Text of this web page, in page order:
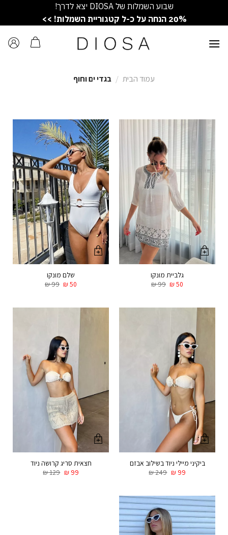
שבוע השמלות של DIOSA יצא לדרך!
20% הנחה על כ-ל קטגוריית השמלות! >>
עמוד הבית / בגדי ים וחוף
גלביית מונקו
₪99 ₪50
שלם מונקו
₪99 ₪50
ביקיני מיילי ניוד בשילוב אבזם
₪249 ₪99
חצאית סריג קרושה ניוד
₪129 ₪99